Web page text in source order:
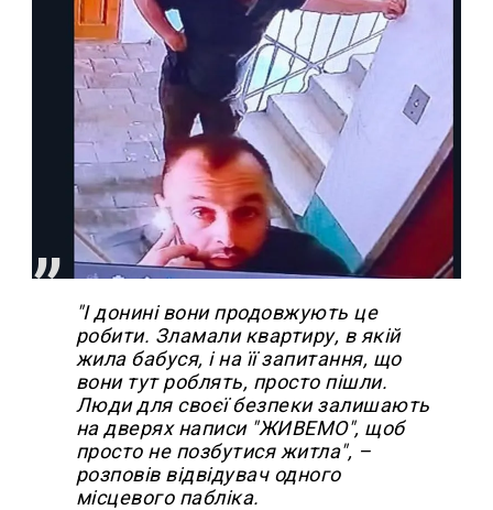
"І донині вони продовжують це
робити. Зламали квартиру, в якій
жила бабуся, і на її запитання, що
вони тут роблять, просто пішли.
Люди для своєї безпеки залишають
на дверях написи "ЖИВЕМО", щоб
просто не позбутися житла", –
розповів відвідувач одного
місцевого пабліка.